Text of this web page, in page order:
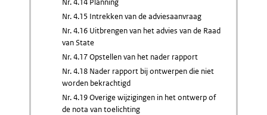
Nr. 4.14 Planning
Nr. 4.15 Intrekken van de adviesaanvraag
Nr. 4.16 Uitbrengen van het advies van de Raad
van State
Nr. 4.17 Opstellen van het nader rapport
Nr. 4.18 Nader rapport bij ontwerpen die niet
worden bekrachtigd
Nr. 4.19 Overige wijzigingen in het ontwerp of
de nota van toelichting